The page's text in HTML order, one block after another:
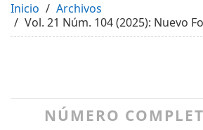
Inicio
Archivos
Vol. 21 Núm. 104 (2025): Nuevo
NÚMERO